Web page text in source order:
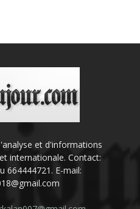
et d'informations
internationale. Contact:
664444721. E-mail: